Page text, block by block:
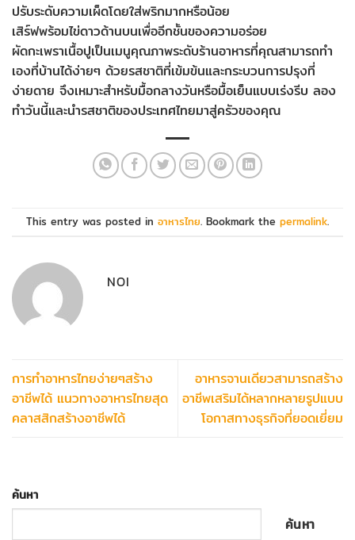
ปรับระดับความเผ็ดโดยใส่พริกมากหรือน้อย
เสิร์ฟพร้อมไข่ดาวด้านบนเพื่ออีกชั้นของความอร่อย
ผัดกะเพราเนื้อปูเป็นเมนูคุณภาพระดับร้านอาหารที่คุณสามารถทำ
เองที่บ้านได้ง่ายๆ ด้วยรสชาติที่เข้มข้นและกระบวนการปรุงที่
ง่ายดาย จึงเหมาะสำหรับมื้อกลางวันหรือมื้อเย็นแบบเร่งรีบ ลอง
ทำวันนี้และนำรสชาติของประเทศไทยมาสู่ครัวของคุณ
This entry was posted in อาหารไทย. Bookmark the permalink.
NOI
การทำอาหารไทยง่ายๆสร้าง
อาชีพได้ แนวทางอาหารไทยสุด
คลาสสิกสร้างอาชีพได้
อาหารจานเดียวสามารถสร้าง
อาชีพเสริมได้หลากหลายรูปแบบ
โอกาสทางธุรกิจที่ยอดเยี่ยม
ค้นหา
ค้นหา